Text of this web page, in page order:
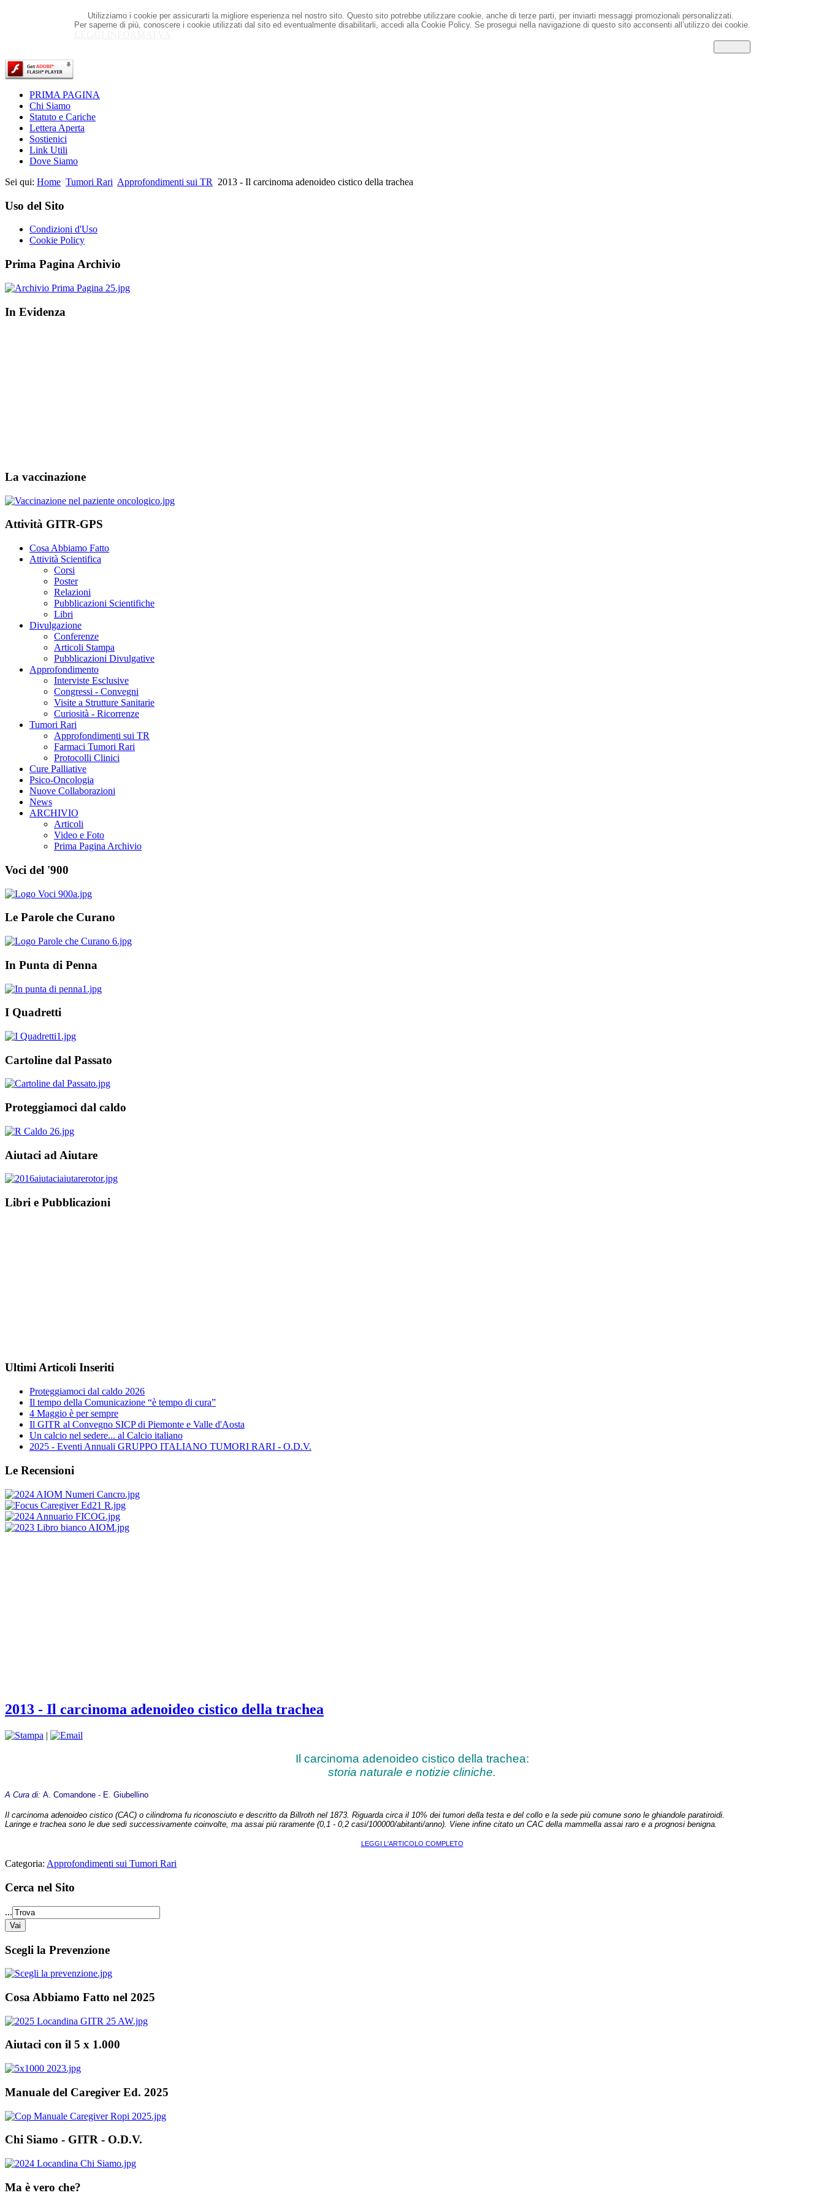
Utilizziamo i cookie per assicurarti la migliore esperienza nel nostro sito. Questo sito potrebbe utilizzare cookie, anche di terze parti, per inviarti messaggi promozionali personalizzati.
Per saperne di più, conoscere i cookie utilizzati dal sito ed eventualmente disabilitarli, accedi alla Cookie Policy. Se prosegui nella navigazione di questo sito acconsenti all’utilizzo dei cookie.
PRIMA PAGINA
Chi Siamo
Statuto e Cariche
Lettera Aperta
Sostienici
Link Utili
Dove Siamo
Sei qui: Home Tumori Rari Approfondimenti sui TR 2013 - Il carcinoma adenoideo cistico della trachea
Uso del Sito
Condizioni d'Uso
Cookie Policy
Prima Pagina Archivio
In Evidenza
La vaccinazione
Attività GITR-GPS
Cosa Abbiamo Fatto
Attività Scientifica
Corsi
Poster
Relazioni
Pubblicazioni Scientifiche
Libri
Divulgazione
Conferenze
Articoli Stampa
Pubblicazioni Divulgative
Approfondimento
Interviste Esclusive
Congressi - Convegni
Visite a Strutture Sanitarie
Curiosità - Ricorrenze
Tumori Rari
Approfondimenti sui TR
Farmaci Tumori Rari
Protocolli Clinici
Cure Palliative
Psico-Oncologia
Nuove Collaborazioni
News
ARCHIVIO
Articoli
Video e Foto
Prima Pagina Archivio
Voci del '900
Le Parole che Curano
In Punta di Penna
I Quadretti
Cartoline dal Passato
Proteggiamoci dal caldo
Aiutaci ad Aiutare
Libri e Pubblicazioni
Ultimi Articoli Inseriti
Proteggiamoci dal caldo 2026
Il tempo della Comunicazione “è tempo di cura”
4 Maggio è per sempre
Il GITR al Convegno SICP di Piemonte e Valle d'Aosta
Un calcio nel sedere... al Calcio italiano
2025 - Eventi Annuali GRUPPO ITALIANO TUMORI RARI - O.D.V.
Le Recensioni
2013 - Il carcinoma adenoideo cistico della trachea
|
Il carcinoma adenoideo cistico della trachea:
storia naturale e notizie cliniche.
A Cura di: A. Comandone - E. Giubellino
Il carcinoma adenoideo cistico (CAC) o cilindroma fu riconosciuto e descritto da Billroth nel 1873. Riguarda circa il 10% dei tumori della testa e del collo e la sede più comune sono le ghiandole paratiroidi.
Laringe e trachea sono le due sedi successivamente coinvolte, ma assai più raramente (0,1 - 0,2 casi/100000/abitanti/anno). Viene infine citato un CAC della mammella assai raro e a prognosi benigna.
LEGGI L'ARTICOLO COMPLETO
Categoria: Approfondimenti sui Tumori Rari
Cerca nel Sito
...
Scegli la Prevenzione
Cosa Abbiamo Fatto nel 2025
Aiutaci con il 5 x 1.000
Manuale del Caregiver Ed. 2025
Chi Siamo - GITR - O.D.V.
Ma è vero che?